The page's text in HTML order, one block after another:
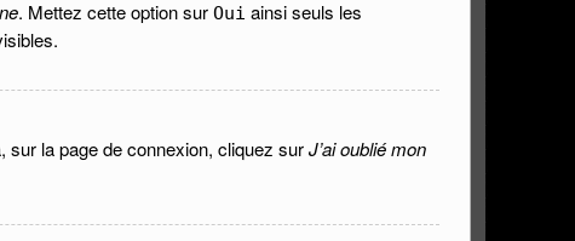
. Mettez cette option sur Oui ainsi seuls les
sur la page de connexion, cliquez surJ’ai oublié mon